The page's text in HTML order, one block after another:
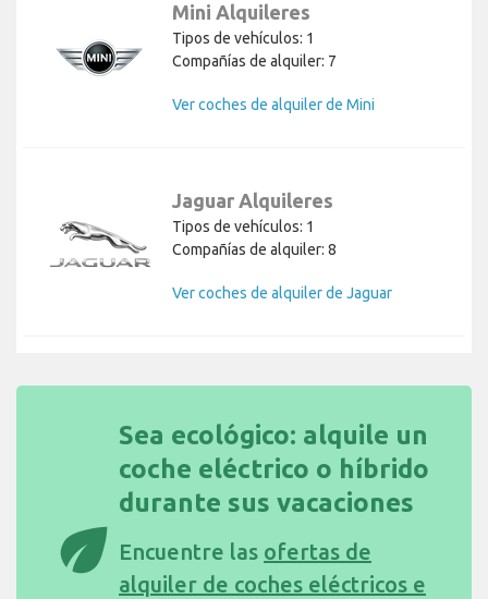
Mini Alquileres
Tipos de vehículos: 1
Compañías de alquiler: 7
Ver coches de alquiler de Mini
Jaguar Alquileres
Tipos de vehículos: 1
Compañías de alquiler: 8
Ver coches de alquiler de Jaguar
eco
Sea ecológico: alquile un
coche eléctrico o híbrido
durante sus vacaciones
Encuentre las ofertas de
alquiler de coches eléctricos e